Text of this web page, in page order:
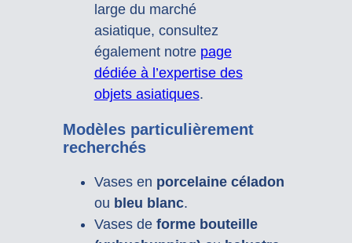
large du marché
asiatique, consultez
également notre page
dédiée à l’expertise des
objets asiatiques.
Modèles particulièrement
recherchés
Vases en porcelaine céladon
ou bleu blanc.
Vases de forme bouteille